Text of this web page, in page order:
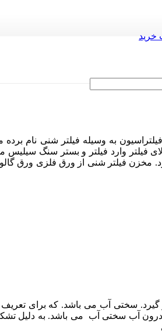
خرید
مخزن فیلتر شنی از ورق فلزی ورق
گیرد. سختی آب می باشد. که برای
آب سختی آب می باشد. به دلیل